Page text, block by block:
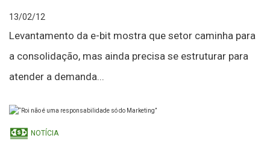
13/02/12
Levantamento da e-bit mostra que setor caminha para
a consolidação, mas ainda precisa se estruturar para
atender a demanda...
NOTÍCIA